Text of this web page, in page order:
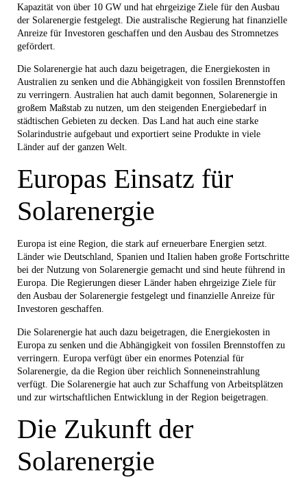
Kapazität von über 10 GW und hat ehrgeizige Ziele für den Ausbau
der Solarenergie festgelegt. Die australische Regierung hat finanzielle
Anreize für Investoren geschaffen und den Ausbau des Stromnetzes
gefördert.
Die Solarenergie hat auch dazu beigetragen, die Energiekosten in
Australien zu senken und die Abhängigkeit von fossilen Brennstoffen
zu verringern. Australien hat auch damit begonnen, Solarenergie in
großem Maßstab zu nutzen, um den steigenden Energiebedarf in
städtischen Gebieten zu decken. Das Land hat auch eine starke
Solarindustrie aufgebaut und exportiert seine Produkte in viele
Länder auf der ganzen Welt.
Europas Einsatz für
Solarenergie
Europa ist eine Region, die stark auf erneuerbare Energien setzt.
Länder wie Deutschland, Spanien und Italien haben große Fortschritte
bei der Nutzung von Solarenergie gemacht und sind heute führend in
Europa. Die Regierungen dieser Länder haben ehrgeizige Ziele für
den Ausbau der Solarenergie festgelegt und finanzielle Anreize für
Investoren geschaffen.
Die Solarenergie hat auch dazu beigetragen, die Energiekosten in
Europa zu senken und die Abhängigkeit von fossilen Brennstoffen zu
verringern. Europa verfügt über ein enormes Potenzial für
Solarenergie, da die Region über reichlich Sonneneinstrahlung
verfügt. Die Solarenergie hat auch zur Schaffung von Arbeitsplätzen
und zur wirtschaftlichen Entwicklung in der Region beigetragen.
Die Zukunft der
Solarenergie